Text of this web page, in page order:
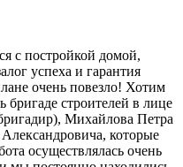
с постройкой домой,
успеха и гарантия
очень повезло! Хотим
бригаде строителей в лице
Михайлова Петра
которые
осуществлялась очень